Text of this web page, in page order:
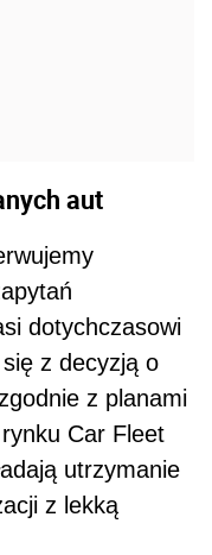
aut
dotychczasowi
z decyzją o
z planami
Car Fleet
utrzymanie
z lekką